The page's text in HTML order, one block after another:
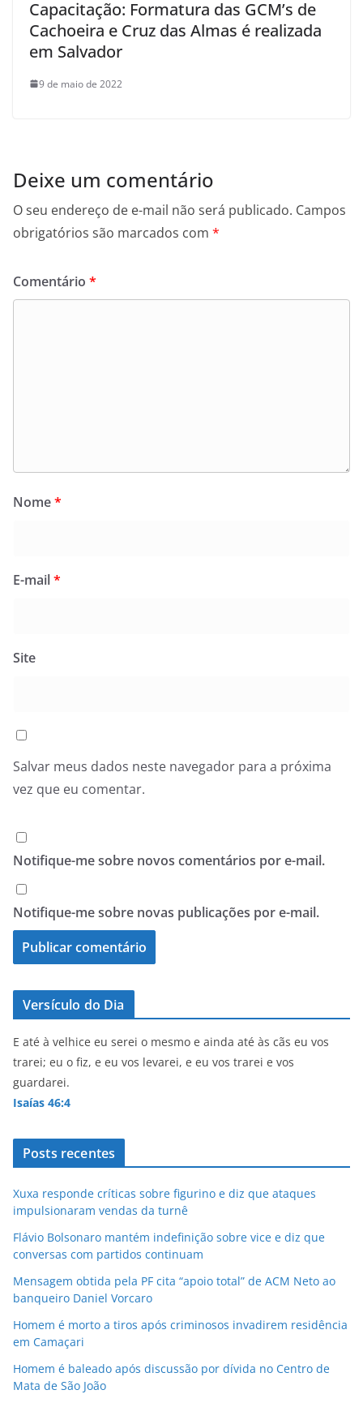
Capacitação: Formatura das GCM’s de
Cachoeira e Cruz das Almas é realizada
em Salvador
9 de maio de 2022
Deixe um comentário
O seu endereço de e-mail não será publicado. Campos
obrigatórios são marcados com *
Comentário *
Nome*
E-mail*
Site
Salvar meus dados neste navegador para a próxima
vez que eu comentar.
Notifique-me sobre novos comentários por e-mail.
Notifique-me sobre novas publicações por e-mail.
Versículo do Dia
E até à velhice eu serei o mesmo e ainda até às cãs eu vos
trarei; eu o fiz, e eu vos levarei, e eu vos trarei e vos
guardarei.
Isaías 46:4
Posts recentes
Xuxa responde críticas sobre figurino e diz que ataques
impulsionaram vendas da turnê
Flávio Bolsonaro mantém indefinição sobre vice e diz que
conversas com partidos continuam
Mensagem obtida pela PF cita “apoio total” de ACM Neto ao
banqueiro Daniel Vorcaro
Homem é morto a tiros após criminosos invadirem residência
em Camaçari
Homem é baleado após discussão por dívida no Centro de
Mata de São João